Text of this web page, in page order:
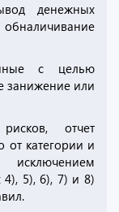
денежных
с целью
занижение или
отчет
категории и
4), 5), 6), 7) и 8)